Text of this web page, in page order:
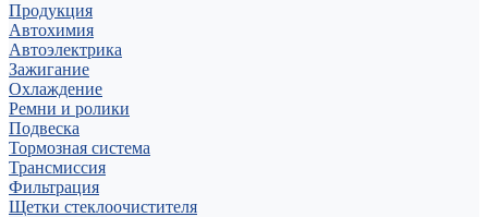
Продукция
Автохимия
Автоэлектрика
Зажигание
Охлаждение
Ремни и ролики
Подвеска
Тормозная система
Трансмиссия
Фильтрация
Щетки стеклоочистителя